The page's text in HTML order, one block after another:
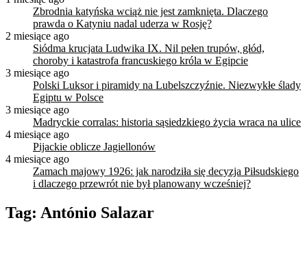
Zbrodnia katyńska wciąż nie jest zamknięta. Dlaczego
prawda o Katyniu nadal uderza w Rosję?
2 miesiące ago
Siódma krucjata Ludwika IX. Nil pełen trupów, głód,
choroby i katastrofa francuskiego króla w Egipcie
3 miesiące ago
Polski Luksor i piramidy na Lubelszczyźnie. Niezwykłe ślady
Egiptu w Polsce
3 miesiące ago
Madryckie corralas: historia sąsiedzkiego życia wraca na ulice
4 miesiące ago
Pijackie oblicze Jagiellonów
4 miesiące ago
Zamach majowy 1926: jak narodziła się decyzja Piłsudskiego
i dlaczego przewrót nie był planowany wcześniej?
Tag: António Salazar